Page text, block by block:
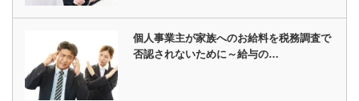
個人事業主が家族へのお給料を税務調査で
否認されないために～給与の…